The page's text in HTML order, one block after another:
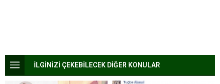
İLGİNİZİ ÇEKEBİLECEK DİĞER KONULAR